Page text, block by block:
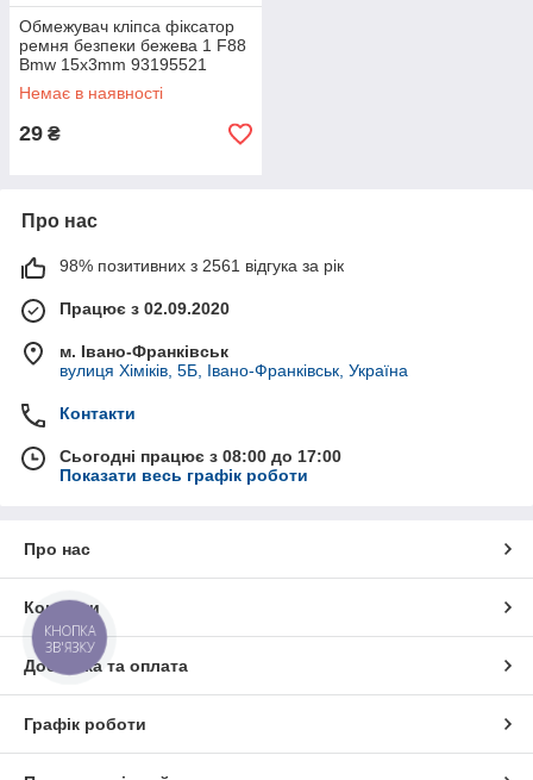
Обмежувач кліпса фіксатор
ремня безпеки бежева 1 F88
Bmw 15x3mm 93195521
0198259
Немає в наявності
29 ₴
Про нас
98% позитивних з 2561 відгука за рік
Працює з 02.09.2020
м. Івано-Франківськ
вулиця Хіміків, 5Б, Івано-Франківськ, Україна
Контакти
Сьогодні працює з 08:00 до 17:00
Показати весь графік роботи
Про нас
Контакти
Доставка та оплата
Графік роботи
КНОПКА
ЗВ'ЯЗКУ